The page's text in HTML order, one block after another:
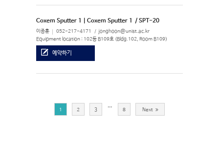
Coxem Sputter 1 | Coxem Sputter 1 / SPT-20
이종훈 052-217-4171 jonghoon@unist.ac.kr
Equipment location : 102동 B109호 (Bldg.102, Room B109)
예약하기
1 2 3 … 8 Next